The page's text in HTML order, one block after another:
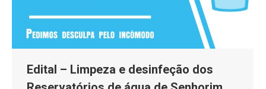
Edital – Limpeza e desinfeção dos